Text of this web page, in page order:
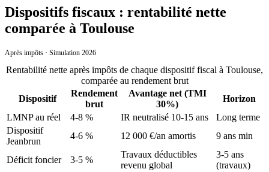
Dispositifs fiscaux : rentabilité nette
comparée à Toulouse
Après impôts · Simulation 2026
Rentabilité nette après impôts de chaque dispositif fiscal à Toulouse,
comparée au rendement brut
Dispositif
Rendement
brut
Avantage net (TMI
30%)
Horizon
LMNP au réel
4-8 % IR neutralisé 10-15 ans
Long terme
Dispositif
Jeanbrun
4-6 % 12 000 €/an amortis 9 ans min
Déficit foncier 3-5 %
Travaux déductibles
revenu global
3-5 ans
(travaux)